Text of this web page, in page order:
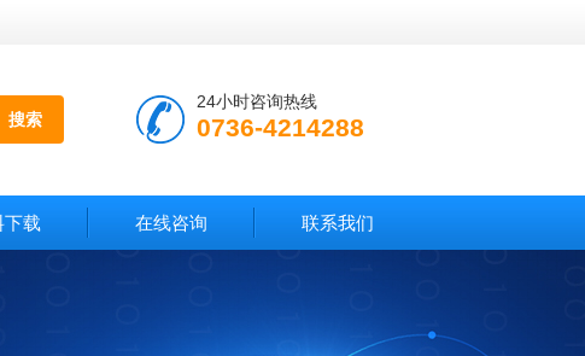
24小时咨询热线
0736-4214288
下载 在线咨询 联系我们